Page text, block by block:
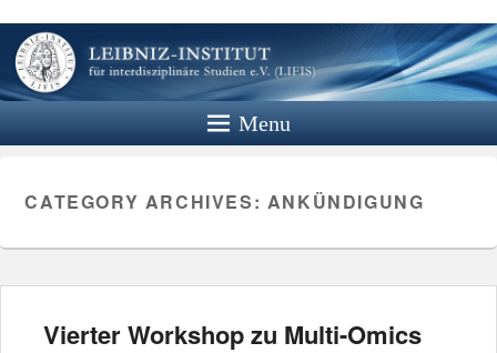
Leibniz
Institut
Website des Leibniz Instituts für
Menu
CATEGORY ARCHIVES: ANKÜNDIGUNG
Vierter Workshop zu Multi-Omics